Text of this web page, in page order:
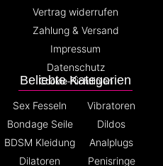
Beliebte Kategorien
Sex Fesseln
Bondage Seile
BDSM Kleidung
Dilatoren
Vibratoren
Dildos
Analplugs
Penisringe
Vertrag widerrufen
Zahlung & Versand
Impressum
Datenschutz
Cookie-Richtlinien